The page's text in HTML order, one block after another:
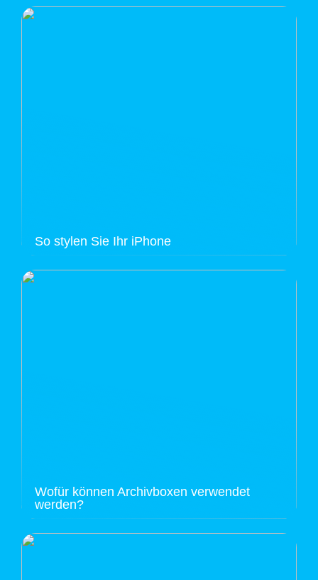
So stylen Sie Ihr iPhone
Wofür können Archivboxen verwendet
werden?